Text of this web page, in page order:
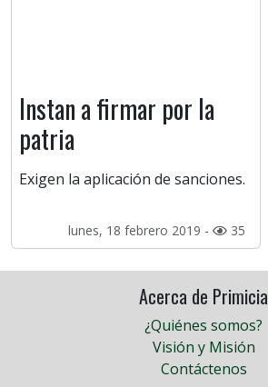
Instan a firmar por la
patria
Exigen la aplicación de sanciones.
lunes, 18 febrero 2019 - 35
Acerca de Primicia
¿Quiénes somos?
Visión y Misión
Contáctenos